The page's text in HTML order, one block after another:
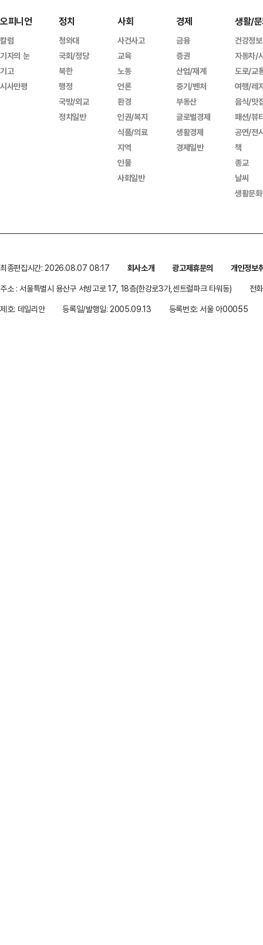
오피니언
칼럼
기자의 눈
기고
시사만평
정치
청와대
국회/정당
북한
행정
국방/외교
정치일반
사회
사건사고
교육
노동
언론
환경
인권/복지
식품/의료
지역
인물
사회일반
경제
금융
증권
산업/재계
중기/벤처
부동산
글로벌경제
생활경제
경제일반
생활/
건강정보
자동차/
도로/교
여행/레
음식/맛
패션/뷰
공연/전
책
종교
날씨
생활문
최종편집시간: 2026.08.07 08:17 회사소개 광고제휴문의
개인정보
주소 : 서울특별시 용산구 서빙고로 17, 18층(한강로3가,센트럴파크 타워동)
전
제호: 데일리안
등록일/발행일: 2005.09.13 등록번호: 서울 아00055